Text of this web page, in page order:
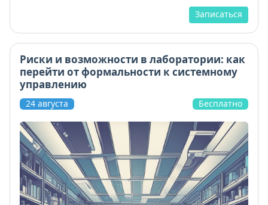
Записаться
Риски и возможности в лаборатории: как
перейти от формальности к системному
управлению
24 августа Бесплатно